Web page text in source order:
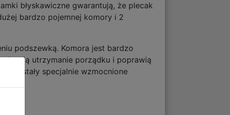
błyskawiczne gwarantują, że plecak
bardzo pojemnej komory i 2
podszewką. Komora jest bardzo
utrzymanie porządku i poprawią
zostały specjalnie wzmocnione